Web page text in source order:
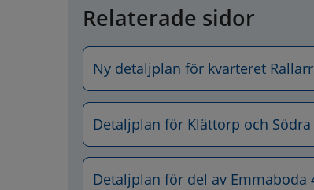
Relaterade sidor
Ny detaljplan för kvarteret
Detaljplan för Klättorp och Södra
Detaljplan för del av Emmaboda